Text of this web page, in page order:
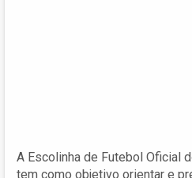
A Escolinha de Futebol Oficial
tem como objetivo orientar e